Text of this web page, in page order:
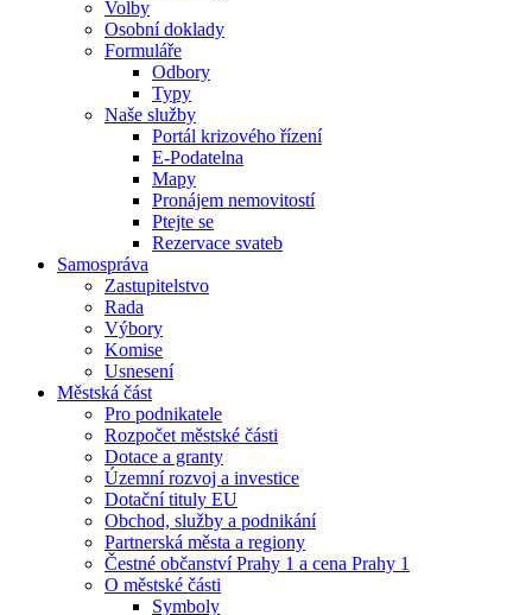
Volby
Osobní doklady
Formuláře
Odbory
Typy
Naše služby
Portál krizového řízení
E-Podatelna
Mapy
Pronájem nemovitostí
Ptejte se
Rezervace svateb
Samospráva
Zastupitelstvo
Rada
Výbory
Komise
Usnesení
Městská část
Pro podnikatele
Rozpočet městské části
Dotace a granty
Územní rozvoj a investice
Dotační tituly EU
Obchod, služby a podnikání
Partnerská města a regiony
Čestné občanství Prahy 1 a cena Prahy 1
O městské části
Symboly